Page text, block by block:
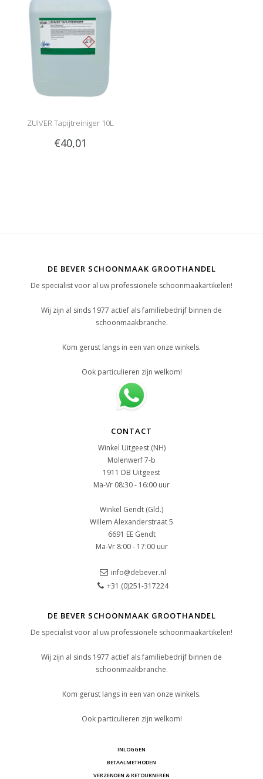
ZUIVER Tapijtreiniger 10L
€40,01
DE BEVER SCHOONMAAK GROOTHANDEL
De specialist voor al uw professionele schoonmaakartikelen!
Wij zijn al sinds 1977 actief als familiebedrijf binnen de
schoonmaakbranche.
Kom gerust langs in een van onze winkels.
Ook particulieren zijn welkom!
CONTACT
Winkel Uitgeest (NH)
Molenwerf 7-b
1911 DB Uitgeest
Ma-Vr 08:30 - 16:00 uur
Winkel Gendt (Gld.)
Willem Alexanderstraat 5
6691 EE Gendt
Ma-Vr 8:00 - 17:00 uur
info@debever.nl
+31 (0)251-317224
DE BEVER SCHOONMAAK GROOTHANDEL
De specialist voor al uw professionele schoonmaakartikelen!
Wij zijn al sinds 1977 actief als familiebedrijf binnen de
schoonmaakbranche.
Kom gerust langs in een van onze winkels.
Ook particulieren zijn welkom!
INLOGGEN
BETAALMETHODEN
VERZENDEN & RETOURNEREN